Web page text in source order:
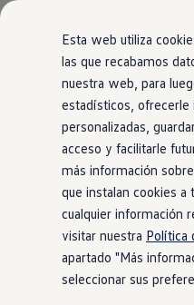
Esta web utiliza
las que recabamos
nuestra web, para
estadísticos, ofrecerle
personalizadas,
acceso y facilitarle
más información
que instalan cookies
cualquier información
visitar nuestra Política
apartado "Más
seleccionar sus
Ir
directamente
al contenido
Ir
directamente
al pie de
página
Nuevo ID. Polo: El
Nuevo ID. Cross
Modelos 7 plazas
Descubre el nuevo
Gama Deportiva
Gama SUV de
Ofertas y promociones
Precios Especiales
Renueva tu
Trae un amigo a
Financiación
Volkswagen
Renting
Vehículos de
Concursos
Clientes